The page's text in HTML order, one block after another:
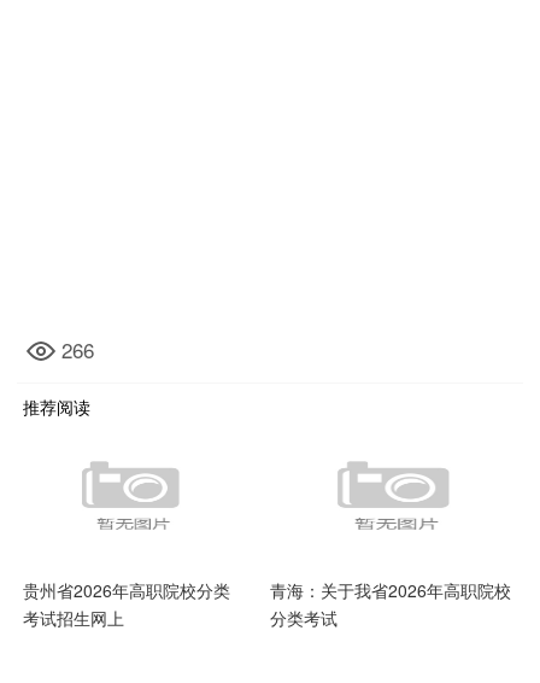
266
推荐阅读
贵州省2026年高职院校分类
考试招生网上
青海：关于我省2026年高职院校
分类考试